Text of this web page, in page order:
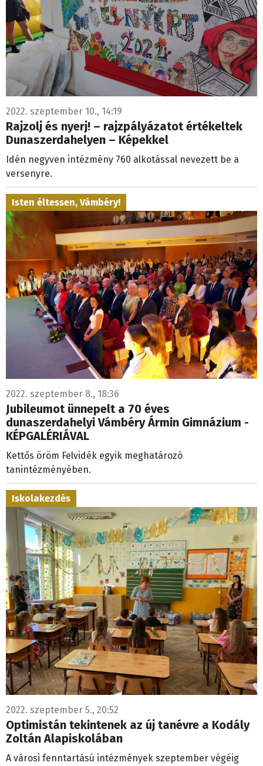
2022. szeptember 10., 14:19
Rajzolj és nyerj! – rajzpályázatot értékeltek
Dunaszerdahelyen – Képekkel
Idén negyven intézmény 760 alkotással nevezett be a
versenyre.
Isten éltessen, Vámbéry!
2022. szeptember 8., 18:36
Jubileumot ünnepelt a 70 éves
dunaszerdahelyi Vámbéry Ármin Gimnázium -
KÉPGALÉRIÁVAL
Kettős öröm Felvidék egyik meghatározó
tanintézményében.
Iskolakezdés
2022. szeptember 5., 20:52
Optimistán tekintenek az új tanévre a Kodály
Zoltán Alapiskolában
A városi fenntartású intézmények szeptember végéig